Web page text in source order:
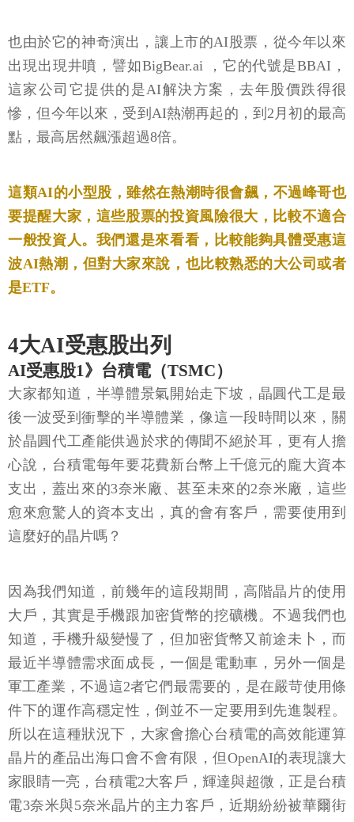
也由於它的神奇演出，讓上市的AI股票，從今年以來
出現出現井噴，譬如BigBear.ai ，它的代號是BBAI，
這家公司它提供的是AI解決方案，去年股價跌得很
慘，但今年以來，受到AI熱潮再起的，到2月初的最高
點，最高居然飆漲超過8倍。
這類AI的小型股，雖然在熱潮時很會飆，不過峰哥也
要提醒大家，這些股票的投資風險很大，比較不適合
一般投資人。我們還是來看看，比較能夠具體受惠這
波AI熱潮，但對大家來說，也比較熟悉的大公司或者
是ETF。
4大AI受惠股出列
AI受惠股1》台積電（TSMC）
大家都知道，半導體景氣開始走下坡，晶圓代工是最
後一波受到衝擊的半導體業，像這一段時間以來，關
於晶圓代工產能供過於求的傳聞不絕於耳，更有人擔
心說，台積電每年要花費新台幣上千億元的龐大資本
支出，蓋出來的3奈米廠、甚至未來的2奈米廠，這些
愈來愈驚人的資本支出，真的會有客戶，需要使用到
這麼好的晶片嗎？
因為我們知道，前幾年的這段期間，高階晶片的使用
大戶，其實是手機跟加密貨幣的挖礦機。不過我們也
知道，手機升級變慢了，但加密貨幣又前途未卜，而
最近半導體需求面成長，一個是電動車，另外一個是
軍工產業，不過這2者它們最需要的，是在嚴苛使用條
件下的運作高穩定性，倒並不一定要用到先進製程。
所以在這種狀況下，大家會擔心台積電的高效能運算
晶片的產品出海口會不會有限，但OpenAI的表現讓大
家眼睛一亮，台積電2大客戶，輝達與超微，正是台積
電3奈米與5奈米晶片的主力客戶，近期紛紛被華爾街